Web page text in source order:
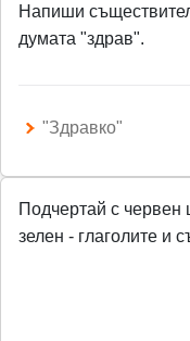
Напиши
думата "здрав".
"Здравко"
Подчертай с червен
зелен - глаголите и